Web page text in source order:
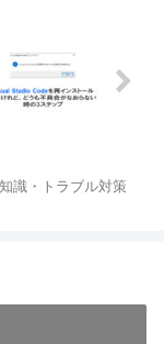
識・トラブル対策